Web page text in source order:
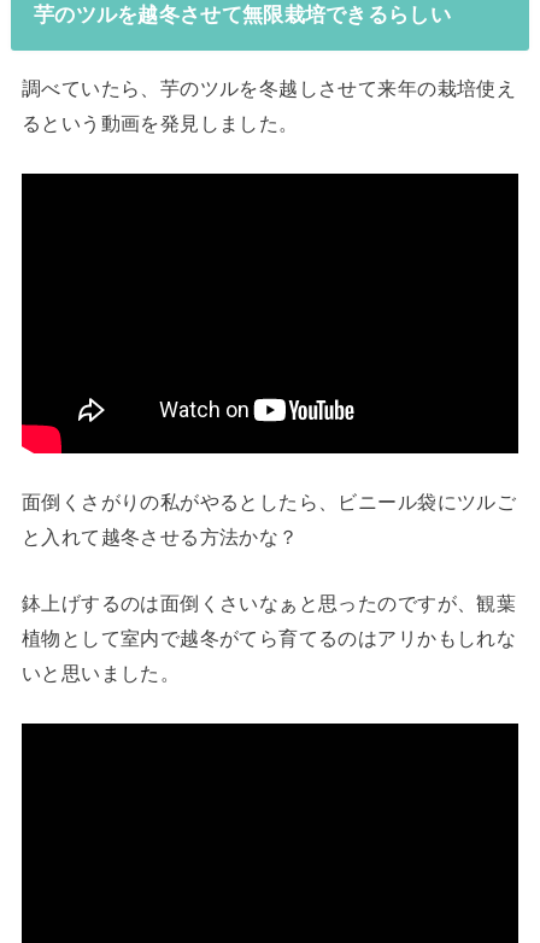
芋のツルを越冬させて無限栽培できるらしい
調べていたら、芋のツルを冬越しさせて来年の栽培使え
るという動画を発見しました。
面倒くさがりの私がやるとしたら、ビニール袋にツルご
と入れて越冬させる方法かな？
鉢上げするのは面倒くさいなぁと思ったのですが、観葉
植物として室内で越冬がてら育てるのはアリかもしれな
いと思いました。